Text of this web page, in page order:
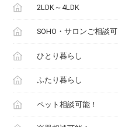
2LDK～4LDK
SOHO・サロンご相談可
ひとり暮らし
ふたり暮らし
ペット相談可能！